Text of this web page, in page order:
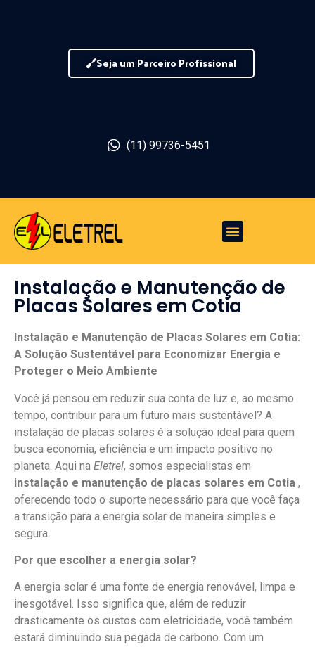
Seja um Parceiro Profissional
(11) 99736-5451
Instalação e Manutenção de
Placas Solares em Cotia
Instalação e Manutenção de Placas Solares em Cotia:
A Solução Sustentável para Economizar Energia e
Proteger o Meio Ambiente
Você já pensou em reduzir sua conta de luz e, ao mesmo
tempo, contribuir para um futuro mais sustentável? A
instalação de placas solares é a solução ideal para quem
busca economia, eficiência e um impacto positivo no
planeta. Aqui na Eletrel, somos especialistas em
instalação e manutenção de placas solares em Cotia ,
oferecendo todo o suporte necessário para que você faça
a transição para a energia solar de maneira simples e
segura.
Por que escolher a energia solar?
A energia solar é uma fonte de energia renovável, limpa e
inesgotável. Isso significa que, além de reduzir
drasticamente os custos com eletricidade, você também
estará diminuindo sua pegada de carbono. Com um